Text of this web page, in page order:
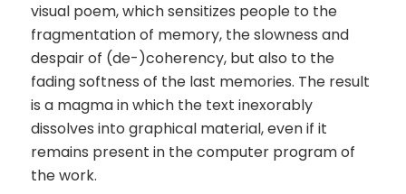
visual poem, which sensitizes people to the
fragmentation of memory, the slowness and
despair of (de-)coherency, but also to the
fading softness of the last memories. The result
is a magma in which the text inexorably
dissolves into graphical material, even if it
remains present in the computer program of
the work.